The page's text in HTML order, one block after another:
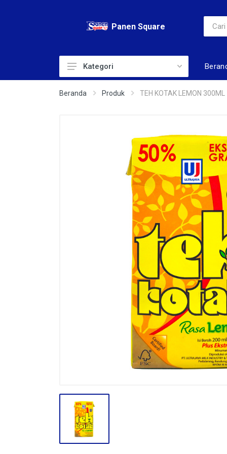
Panen Square
ADULT DIAPERS
CONFECTIONARY CANDY
CONFECTIONARY COKLAT
FROZEN FOOD & ICE CREAM
HAIR CARE
INSEKTISIDA
INSTANT
Kategori
Beranda Produk TEH KOTAK LEMON 300ML